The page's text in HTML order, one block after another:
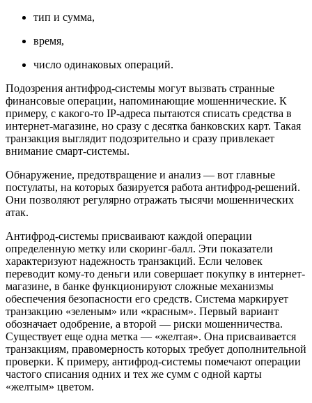
тип и сумма,
время,
число одинаковых операций.
Подозрения антифрод-системы могут вызвать странные
финансовые операции, напоминающие мошеннические. К
примеру, с какого-то IP-адреса пытаются списать средства в
интернет-магазине, но сразу с десятка банковских карт. Такая
транзакция выглядит подозрительно и сразу привлекает
внимание смарт-системы.
Обнаружение, предотвращение и анализ — вот главные
постулаты, на которых базируется работа антифрод-решений.
Они позволяют регулярно отражать тысячи мошеннических
атак.
Антифрод-системы присваивают каждой операции
определенную метку или скоринг-балл. Эти показатели
характеризуют надежность транзакций. Если человек
переводит кому-то деньги или совершает покупку в интернет-
магазине, в банке функционируют сложные механизмы
обеспечения безопасности его средств. Система маркирует
транзакцию «зеленым» или «красным». Первый вариант
обозначает одобрение, а второй — риски мошенничества.
Существует еще одна метка — «желтая». Она присваивается
транзакциям, правомерность которых требует дополнительной
проверки. К примеру, антифрод-системы помечают операции
частого списания одних и тех же сумм с одной карты
«желтым» цветом.